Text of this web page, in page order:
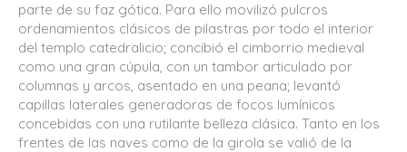
parte de su faz gótica. Para ello movilizó pulcros
ordenamientos clásicos de pilastras por todo el interior
del templo catedralicio; concibió el cimborrio medieval
como una gran cúpula, con un tambor articulado por
columnas y arcos, asentado en una peana; levantó
capillas laterales generadoras de focos lumínicos
concebidas con una rutilante belleza clásica. Tanto en los
frentes de las naves como de la girola se valió de la